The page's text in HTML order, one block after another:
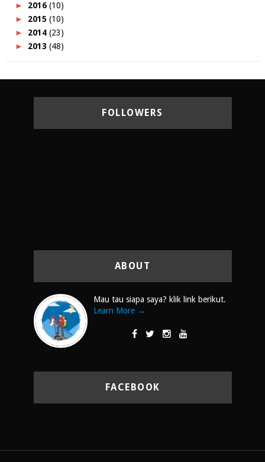
► 2016 (10)
► 2015 (10)
► 2014 (23)
► 2013 (48)
FOLLOWERS
ABOUT
Mau tau siapa saya? klik link berikut.
Learn More →
FACEBOOK